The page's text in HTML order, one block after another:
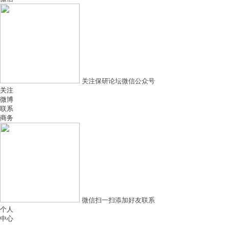
关注保研论坛微信公众号
关注
微博
联系
商务
微信扫一扫添加好友联系
个人
中心